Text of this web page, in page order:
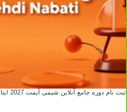
ثبت نام دوره جامع آنلاین شیمی آیمت 2027 ایتالیا - استاد مهدی نباتی